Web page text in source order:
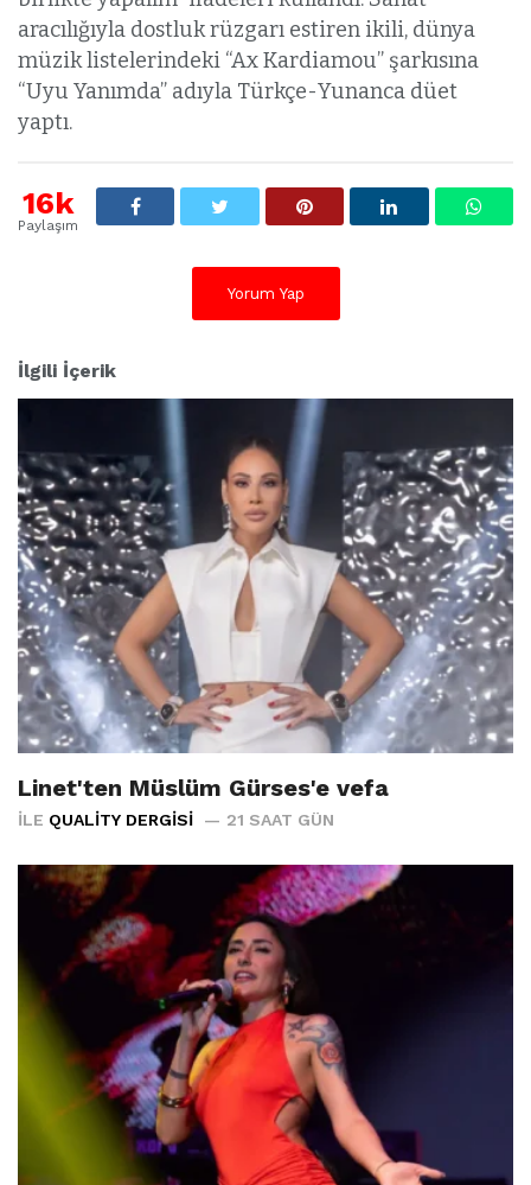
aracılığıyla dostluk rüzgarı estiren ikili, dünya
müzik listelerindeki “Ax Kardiamou” şarkısına
“Uyu Yanımda” adıyla Türkçe-Yunanca düet
yaptı.
16k
Paylaşım
Yorum Yap
İlgili İçerik
Linet'ten Müslüm Gürses'e vefa
İLE QUALITY DERGISI 21 SAAT GÜN